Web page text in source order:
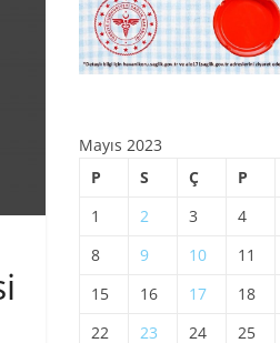
Mayıs 2023
P
S Ç P
1
2 3 4
8
9 10 11
15
16 17 18
22
23 24 25